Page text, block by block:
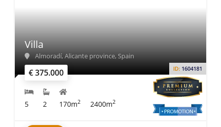
€ 375.000 ID: 1604181
Villa
Almoradí, Alicante province, Spain
5 2 170m2 2400m2